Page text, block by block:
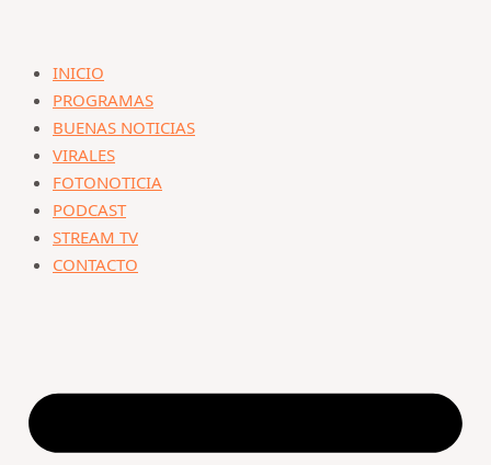
INICIO
PROGRAMAS
BUENAS NOTICIAS
VIRALES
FOTONOTICIA
PODCAST
STREAM TV
CONTACTO